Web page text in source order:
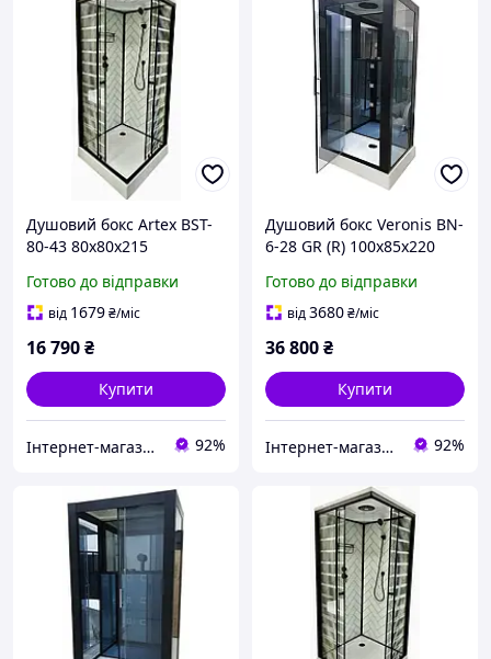
Душовий бокс Artex BST-
80-43 80х80х215
Готово до відправки
від 1679₴/міс
16 790₴
Купити
Інтернет-магазин дверей, сантехніки та меблів «Хутко» 92%
Душовий бокс Veronis BN-
6-28 GR (R) 100х85х220
Готово до відправки
від3680₴/міс
36 800₴
Купити
Інтернет-магазин дверей, сантехніки та меблів «Хутко» 92%